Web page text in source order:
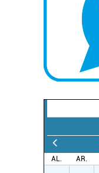
AL. AR.